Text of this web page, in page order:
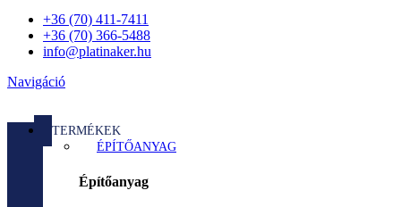
+36 (70) 411-7411
+36 (70) 366-5488
info@platinaker.hu
Navigáció
TERMÉKEK
ÉPÍTŐANYAG
Építőanyag